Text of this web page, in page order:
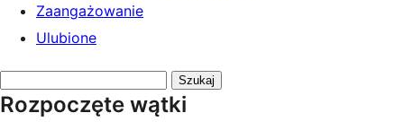
Zaangażowanie
Ulubione
tematy:
Rozpoczęte wątki